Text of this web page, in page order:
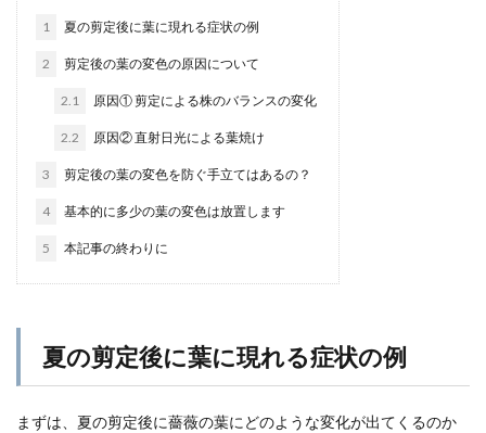
1 夏の剪定後に葉に現れる症状の例
2 剪定後の葉の変色の原因について
2.1 原因① 剪定による株のバランスの変化
2.2 原因② 直射日光による葉焼け
3 剪定後の葉の変色を防ぐ手立てはあるの？
4 基本的に多少の葉の変色は放置します
5 本記事の終わりに
夏の剪定後に葉に現れる症状の例
まずは、夏の剪定後に薔薇の葉にどのような変化が出てくるのか